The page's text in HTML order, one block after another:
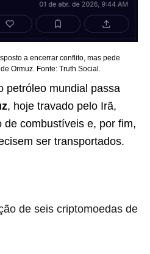
a encerrar conflito, mas pede
Ormuz. Fonte: Truth Social.
petróleo mundial passa
, hoje travado pelo Irã,
de combustíveis e, por fim,
ser transportados.
de seis criptomoedas de